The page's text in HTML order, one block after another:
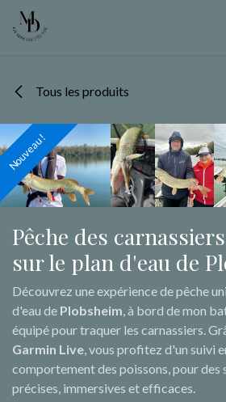
Se rendre au contenu
Tous les produits
Nouveau !
Nouveau !
Nouveau !
Nouveau !
Nouveau !
Nouveau !
Nouveau !
Pêche des
sur le plan d'eau de
Découvrez une expérience de pêche
d'eau de Plobsheim, à bord de mon
équipé pour traquer les carnassiers.
Garmin Live, vous profitez d'un suivi
comportement des poissons, pour des
précises, immersives et efficaces.